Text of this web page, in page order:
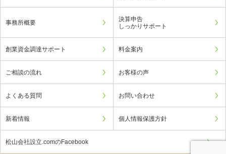
事務所概要
決算申告
しっかりサポート
創業資金調達サポート 料金案内
ご相談の流れ お客様の声
よくある質問 お問い合わせ
新着情報 個人情報保護方針
松山会社設立.comのFacebook